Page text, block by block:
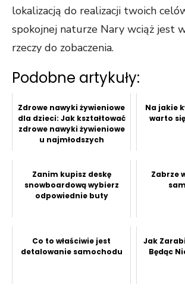
lokalizacją do realizacji twoich
spokojnej naturze Nary wciąż jest
rzeczy do zobaczenia.
Podobne artykuły:
Zdrowe nawyki żywieniowe
dla dzieci: Jak kształtować
zdrowe nawyki żywieniowe
u najmłodszych
Na jakie
warto
Zanim kupisz deskę
snowboardową wybierz
odpowiednie buty
Zabrze
Co to właściwie jest
detalowanie samochodu
Jak
Będąc